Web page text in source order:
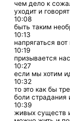
чем дело к
уходит и
10:08
быть таким
10:13
напрягаться
10:19
призывается
10:27
если мы хотим
10:32
то это как бы
боли страдания
10:39
живых существ